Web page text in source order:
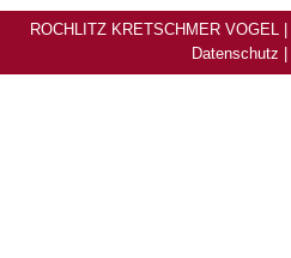
ROCHLITZ KRETSCHMER VOGEL |
Datenschutz